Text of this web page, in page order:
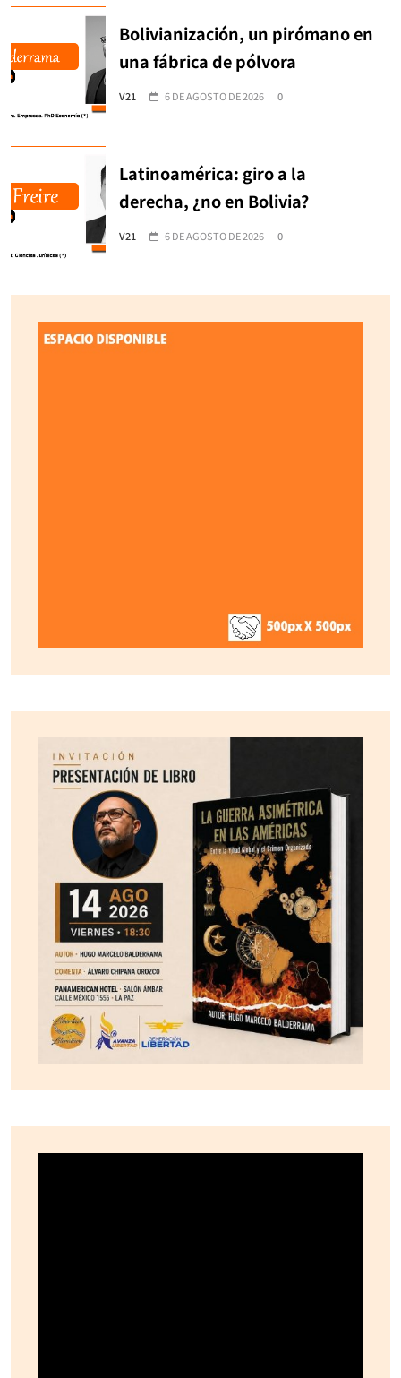
Bolivianización, un pirómano en
una fábrica de pólvora
V21 6 DE AGOSTO DE 2026 0
Latinoamérica: giro a la
derecha, ¿no en Bolivia?
V21 6 DE AGOSTO DE 2026 0